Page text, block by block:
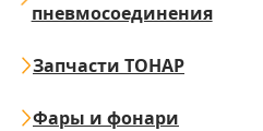
пневмосоединения
Запчасти ТОНАР
Фары и фонари